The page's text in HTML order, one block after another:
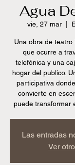
Agua
vie, 27 mar
  |
Una obra de
que ocurre a
telefónica y una
hogar del publico.
participativa
convierte en
puede transformar
Las entradas
Ver